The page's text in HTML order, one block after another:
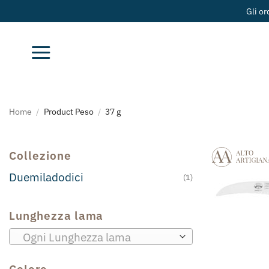
ai
contenuti
Gli
Home / Product Peso / 37 g
Collezione
Duemiladodici
(1)
Lunghezza lama
Ogni Lunghezza lama